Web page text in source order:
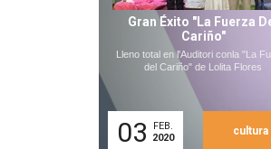
Gran Éxito "La Fuerza
Cariño"
Lleno total en l'Auditori conla "La
del Cariño" de Lolita Flores
03
FEB.
2020
cultura